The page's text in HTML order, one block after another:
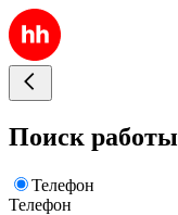
Поиск работы
Телефон
Телефон